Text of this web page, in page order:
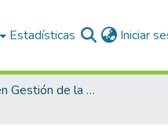
Estadísticas Iniciar
Maestría en Gestión de la Educación